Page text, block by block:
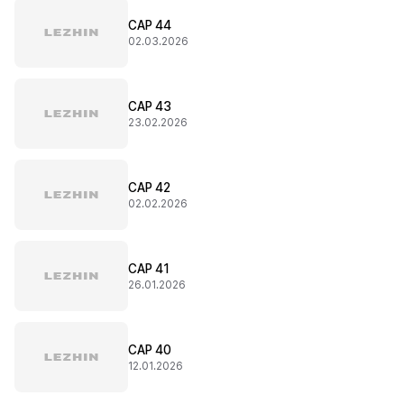
CAP 44
02.03.2026
CAP 43
23.02.2026
CAP 42
02.02.2026
CAP 41
26.01.2026
CAP 40
12.01.2026